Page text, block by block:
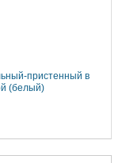
пристенный в
(белый)